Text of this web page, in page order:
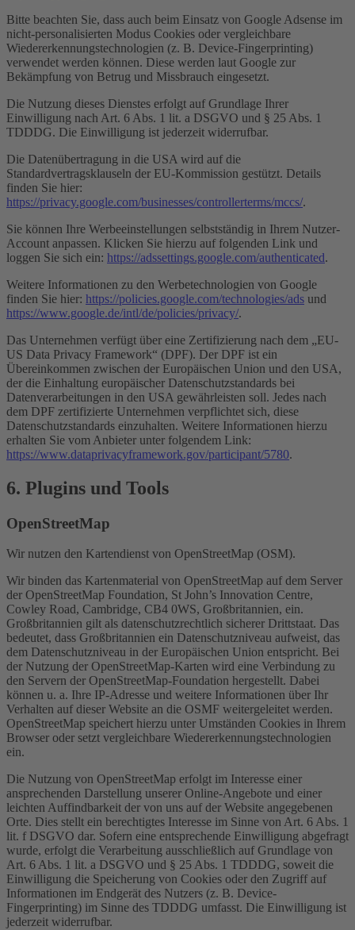
Bitte beachten Sie, dass auch beim Einsatz von Google Adsense im
nicht-personalisierten Modus Cookies oder vergleichbare
Wiedererkennungstechnologien (z. B. Device-Fingerprinting)
verwendet werden können. Diese werden laut Google zur
Bekämpfung von Betrug und Missbrauch eingesetzt.
Die Nutzung dieses Dienstes erfolgt auf Grundlage Ihrer
Einwilligung nach Art. 6 Abs. 1 lit. a DSGVO und § 25 Abs. 1
TDDDG. Die Einwilligung ist jederzeit widerrufbar.
Die Datenübertragung in die USA wird auf die
Standardvertragsklauseln der EU-Kommission gestützt. Details
finden Sie hier:
https://privacy.google.com/businesses/controllerterms/mccs/.
Sie können Ihre Werbeeinstellungen selbstständig in Ihrem Nutzer-
Account anpassen. Klicken Sie hierzu auf folgenden Link und
loggen Sie sich ein: https://adssettings.google.com/authenticated.
Weitere Informationen zu den Werbetechnologien von Google
finden Sie hier: https://policies.google.com/technologies/ads und
https://www.google.de/intl/de/policies/privacy/.
Das Unternehmen verfügt über eine Zertifizierung nach dem „EU-
US Data Privacy Framework“ (DPF). Der DPF ist ein
Übereinkommen zwischen der Europäischen Union und den USA,
der die Einhaltung europäischer Datenschutzstandards bei
Datenverarbeitungen in den USA gewährleisten soll. Jedes nach
dem DPF zertifizierte Unternehmen verpflichtet sich, diese
Datenschutzstandards einzuhalten. Weitere Informationen hierzu
erhalten Sie vom Anbieter unter folgendem Link:
https://www.dataprivacyframework.gov/participant/5780.
6. Plugins und Tools
OpenStreetMap
Wir nutzen den Kartendienst von OpenStreetMap (OSM).
Wir binden das Kartenmaterial von OpenStreetMap auf dem Server
der OpenStreetMap Foundation, St John’s Innovation Centre,
Cowley Road, Cambridge, CB4 0WS, Großbritannien, ein.
Großbritannien gilt als datenschutzrechtlich sicherer Drittstaat. Das
bedeutet, dass Großbritannien ein Datenschutzniveau aufweist, das
dem Datenschutzniveau in der Europäischen Union entspricht. Bei
der Nutzung der OpenStreetMap-Karten wird eine Verbindung zu
den Servern der OpenStreetMap-Foundation hergestellt. Dabei
können u. a. Ihre IP-Adresse und weitere Informationen über Ihr
Verhalten auf dieser Website an die OSMF weitergeleitet werden.
OpenStreetMap speichert hierzu unter Umständen Cookies in Ihrem
Browser oder setzt vergleichbare Wiedererkennungstechnologien
ein.
Die Nutzung von OpenStreetMap erfolgt im Interesse einer
ansprechenden Darstellung unserer Online-Angebote und einer
leichten Auffindbarkeit der von uns auf der Website angegebenen
Orte. Dies stellt ein berechtigtes Interesse im Sinne von Art. 6 Abs. 1
lit. f DSGVO dar. Sofern eine entsprechende Einwilligung abgefragt
wurde, erfolgt die Verarbeitung ausschließlich auf Grundlage von
Art. 6 Abs. 1 lit. a DSGVO und § 25 Abs. 1 TDDDG, soweit die
Einwilligung die Speicherung von Cookies oder den Zugriff auf
Informationen im Endgerät des Nutzers (z. B. Device-
Fingerprinting) im Sinne des TDDDG umfasst. Die Einwilligung ist
jederzeit widerrufbar.